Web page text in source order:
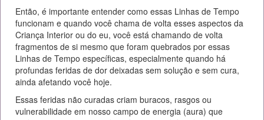
Então, é importante entender como essas Linhas de Tempo
funcionam e quando você chama de volta esses aspectos da
Criança Interior ou do eu, você está chamando de volta
fragmentos de si mesmo que foram quebrados por essas
Linhas de Tempo específicas, especialmente quando há
profundas feridas de dor deixadas sem solução e sem cura,
ainda afetando você hoje.
Essas feridas não curadas criam buracos, rasgos ou
vulnerabilidade em nosso campo de energia (aura) que